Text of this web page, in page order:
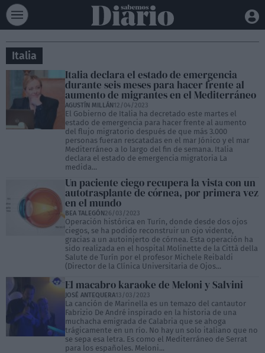
Italia
Italia declara el estado de emergencia
durante seis meses para hacer frente al
aumento de migrantes en el Mediterráneo
AGUSTÍN MILLÁN12/04/2023
El Gobierno de Italia ha decretado este martes el
estado de emergencia para hacer frente al aumento
del flujo migratorio después de que más 3.000
personas fueran rescatadas en el mar Jónico y el mar
Mediterráneo a lo largo del fin de semana. Italia
declara el estado de emergencia migratoria La
medida...
Un paciente ciego recupera la vista con un
autotrasplante de córnea, por primera vez
en el mundo
BEA TALEGÓN26/03/2023
Operación histórica en Turín, donde desde dos ojos
ciegos, se ha podido reconstruir un ojo vidente,
gracias a un autoinjerto de córnea. Esta operación ha
sido realizada en el hospital Molinette de la Città della
Salute de Turín por el profesor Michele Reibaldi
(Director de la Clínica Universitaria de Ojos...
El macabro karaoke de Meloni y Salvini
JOSÉ ANTEQUERA13/03/2023
La canción de Marinella es un temazo del cantautor
Fabrizio De André inspirado en la historia de una
muchacha emigrada de Calabria que se ahoga
trágicamente en un río. No hay un solo italiano que no
se sepa esa letra. Es como el Mediterráneo de Serrat
para los españoles. Meloni...